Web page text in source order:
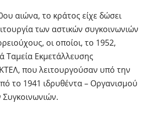
αιώνα, το κράτος είχε δώσει
των αστικών συγκοινωνιών
οι οποίοι, το 1952,
Ταμεία Εκμετάλλευσης
που λειτουργούσαν υπό την
το 1941 ιδρυθέντα – Οργανισμού